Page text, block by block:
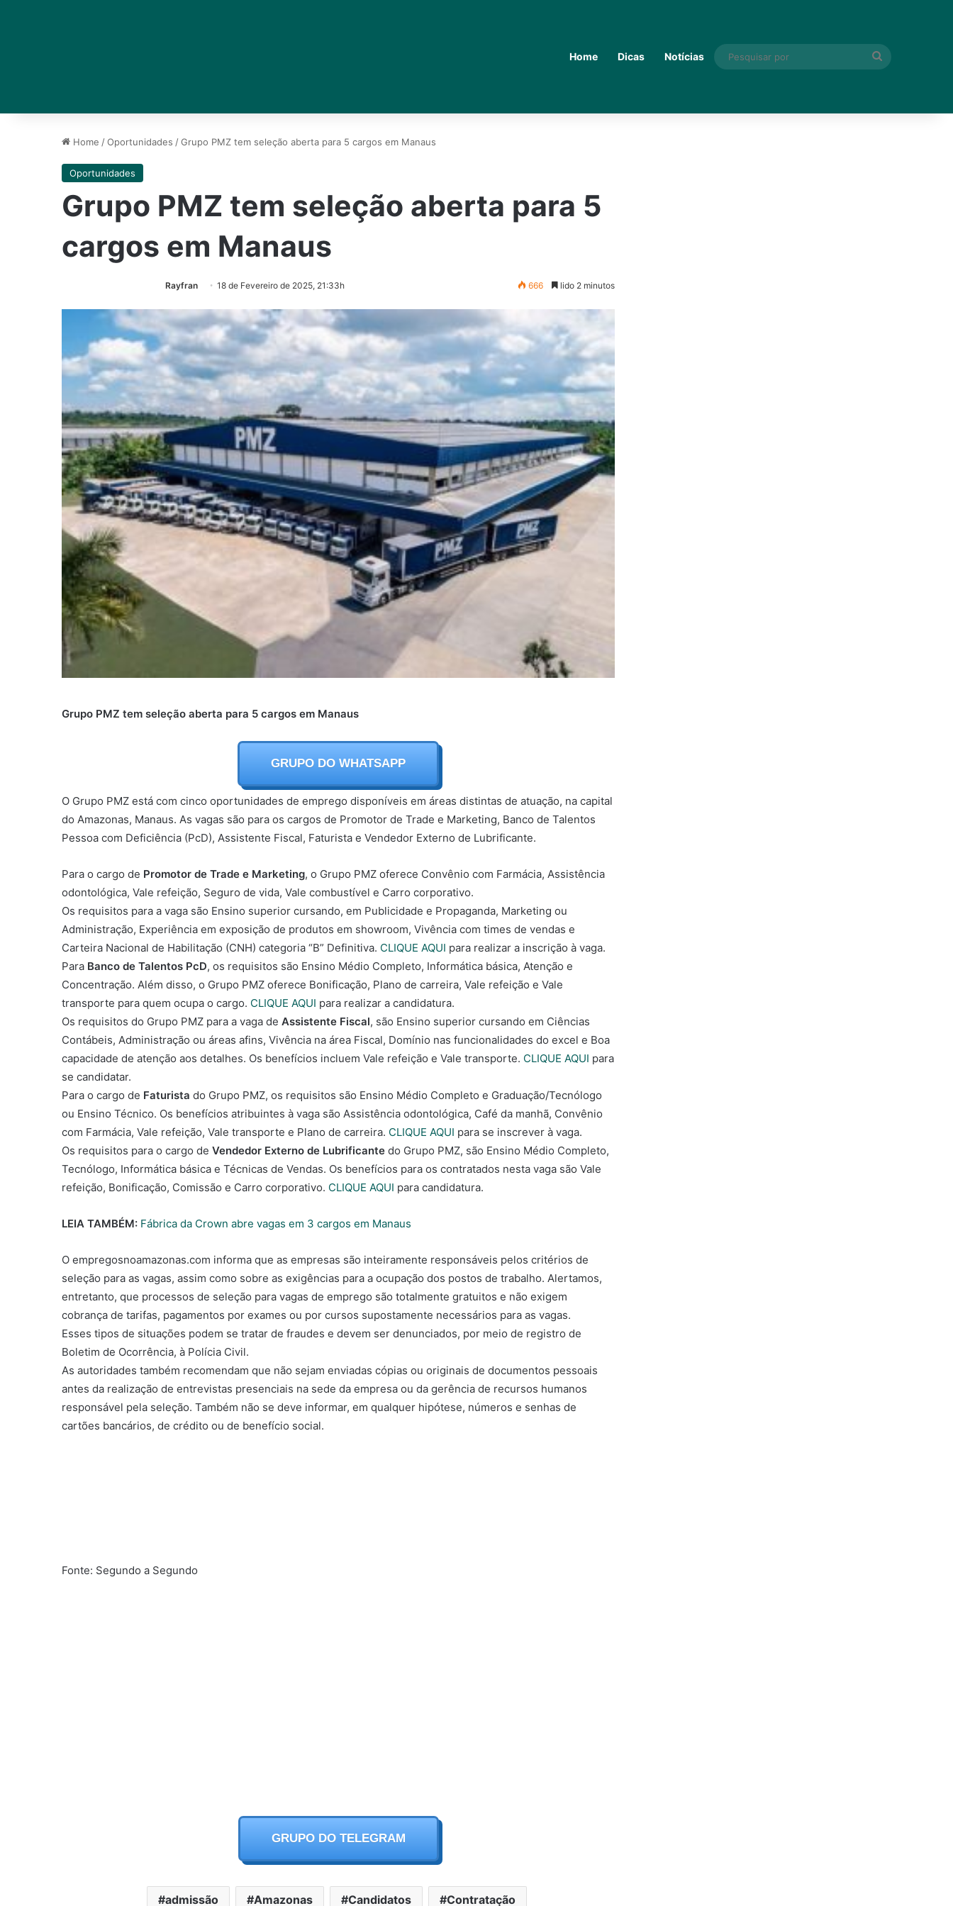
Home Dicas Notícias
Pesquisar
Home /Oportunidades /Grupo PMZ tem seleção aberta para 5 cargos em Manaus
Oportunidades
Grupo PMZ tem seleção aberta para 5
cargos em Manaus
Rayfran 18 de Fevereiro de 2025, 21:33h 666 lido 2 minutos
Grupo PMZ tem seleção aberta para 5 cargos em Manaus
GRUPO DO WHATSAPP
O Grupo PMZ está com cinco oportunidades de emprego disponíveis em áreas distintas de atuação, na capital
do Amazonas, Manaus. As vagas são para os cargos de Promotor de Trade e Marketing, Banco de Talentos
Pessoa com Deficiência (PcD), Assistente Fiscal, Faturista e Vendedor Externo de Lubrificante.
Para o cargo de Promotor de Trade e Marketing, o Grupo PMZ oferece Convênio com Farmácia, Assistência
odontológica, Vale refeição, Seguro de vida, Vale combustível e Carro corporativo.
Os requisitos para a vaga são Ensino superior cursando, em Publicidade e Propaganda, Marketing ou
Administração, Experiência em exposição de produtos em showroom, Vivência com times de vendas e
Carteira Nacional de Habilitação (CNH) categoria “B” Definitiva. CLIQUE AQUI para realizar a inscrição à vaga.
Para Banco de Talentos PcD, os requisitos são Ensino Médio Completo, Informática básica, Atenção e
Concentração. Além disso, o Grupo PMZ oferece Bonificação, Plano de carreira, Vale refeição e Vale
transporte para quem ocupa o cargo. CLIQUE AQUI para realizar a candidatura.
Os requisitos do Grupo PMZ para a vaga de Assistente Fiscal, são Ensino superior cursando em Ciências
Contábeis, Administração ou áreas afins, Vivência na área Fiscal, Domínio nas funcionalidades do excel e Boa
capacidade de atenção aos detalhes. Os benefícios incluem Vale refeição e Vale transporte. CLIQUE AQUI para
se candidatar.
Para o cargo de Faturista do Grupo PMZ, os requisitos são Ensino Médio Completo e Graduação/Tecnólogo
ou Ensino Técnico. Os benefícios atribuintes à vaga são Assistência odontológica, Café da manhã, Convênio
com Farmácia, Vale refeição, Vale transporte e Plano de carreira. CLIQUE AQUI para se inscrever à vaga.
Os requisitos para o cargo de Vendedor Externo de Lubrificante do Grupo PMZ, são Ensino Médio Completo,
Tecnólogo, Informática básica e Técnicas de Vendas. Os benefícios para os contratados nesta vaga são Vale
refeição, Bonificação, Comissão e Carro corporativo. CLIQUE AQUI para candidatura.
LEIA TAMBÉM: Fábrica da Crown abre vagas em 3 cargos em Manaus
O empregosnoamazonas.com informa que as empresas são inteiramente responsáveis pelos critérios de
seleção para as vagas, assim como sobre as exigências para a ocupação dos postos de trabalho. Alertamos,
entretanto, que processos de seleção para vagas de emprego são totalmente gratuitos e não exigem
cobrança de tarifas, pagamentos por exames ou por cursos supostamente necessários para as vagas.
Esses tipos de situações podem se tratar de fraudes e devem ser denunciados, por meio de registro de
Boletim de Ocorrência, à Polícia Civil.
As autoridades também recomendam que não sejam enviadas cópias ou originais de documentos pessoais
antes da realização de entrevistas presenciais na sede da empresa ou da gerência de recursos humanos
responsável pela seleção. Também não se deve informar, em qualquer hipótese, números e senhas de
cartões bancários, de crédito ou de benefício social.
Fonte: Segundo a Segundo
GRUPO DO TELEGRAM
admissão Amazonas Candidatos Contratação